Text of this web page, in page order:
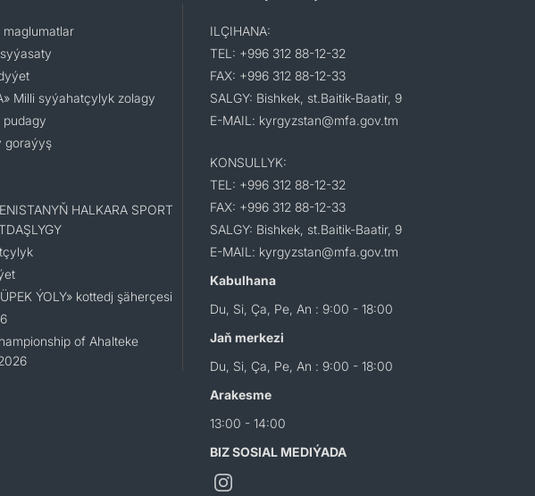
maglumatlar
Milli syýahatçylyk zolagy
pudagy
goraýyş
HALKARA SPORT
ÝOLY» kottedj şäherçesi
of Ahalteke
ILÇIHANA:
TEL: +996 312 88-12-32
FAX: +996 312 88-12-33
SALGY: Bishkek, st.Baitik-Baatir, 9
E-MAIL: kyrgyzstan@mfa.gov.tm
KONSULLYK:
TEL: +996 312 88-12-32
FAX: +996 312 88-12-33
SALGY: Bishkek, st.Baitik-Baatir, 9
E-MAIL: kyrgyzstan@mfa.gov.tm
Kabulhana
Du, Si, Ça, Pe, An : 9:00 - 18:00
Jaň merkezi
Du, Si, Ça, Pe, An : 9:00 - 18:00
Arakesme
13:00 - 14:00
BIZ SOSIAL MEDIÝADA